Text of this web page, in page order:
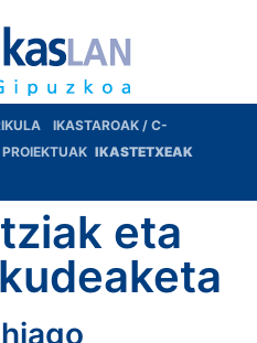
IKASTAROAK / C-
PROIEKTUAK IKASTETXEAK
eta